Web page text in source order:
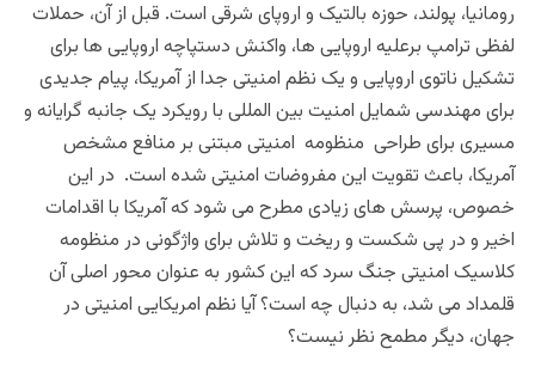
رومانیا، پولند، حوزه بالتیک و اروپای شرقی است. قبل از آن، حملات
لفظی ترامپ برعلیه اروپایی ها، واکنش دستپاچه اروپایی ها برای
تشکیل ناتوی اروپایی و یک نظم امنیتی جدا از آمریکا، پیام جدیدی
برای مهندسی شمایل امنیت بین المللی با رویکرد یک جانبه گرایانه و
مسیری برای طراحی منظومه امنیتی مبتنی بر منافع مشخص
آمریکا، باعث تقویت این مفروضات امنیتی شده است. در این
خصوص، پرسش های زیادی مطرح می شود که آمریکا با اقدامات
اخیر و در پی شکست و ریخت و تلاش برای واژگونی در منظومه
کلاسیک امنیتی جنگ سرد که این کشور به عنوان محور اصلی آن
قلمداد می شد، به دنبال چه است؟ آیا نظم امریکایی امنیتی در
جهان، دیگر مطمح نظر نیست؟